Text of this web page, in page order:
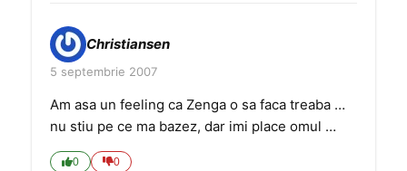
Christiansen
5 septembrie 2007
Am asa un feeling ca Zenga o sa faca treaba …
nu stiu pe ce ma bazez, dar imi place omul …
0 0